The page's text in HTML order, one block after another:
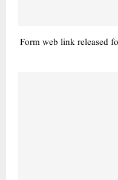
Form web link released